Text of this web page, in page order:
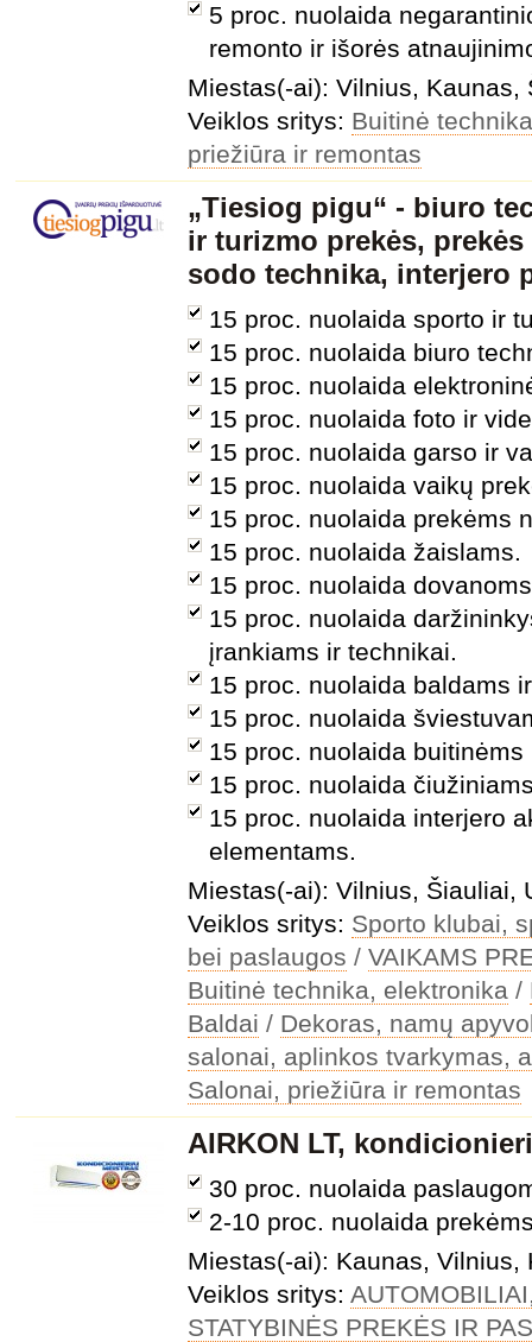
5 proc. nuolaida
remonto ir išorės
Miestas(-ai): Vilnius, Kaunas,
Veiklos sritys: Buitinė
priežiūra ir remontas
„Tiesiog pigu“ - biuro
ir turizmo prekės,
sodo technika, interjero
15 proc. nuolaida sporto ir
15 proc. nuolaida biuro
15 proc. nuolaida
15 proc. nuolaida foto ir
15 proc. nuolaida garso ir
15 proc. nuolaida vaikų
15 proc. nuolaida prekėms
15 proc. nuolaida žaislams.
15 proc. nuolaida
15 proc. nuolaida
įrankiams ir technikai.
15 proc. nuolaida baldams
15 proc. nuolaida
15 proc. nuolaida buitinėms
15 proc. nuolaida
15 proc. nuolaida interjero
elementams.
Miestas(-ai): Vilnius, Šiauliai,
Veiklos sritys: Sporto klubai,
bei paslaugos / VAIKAMS
Buitinė technika, elektronika /
Baldai / Dekoras, namų
salonai, aplinkos tvarkymas,
Salonai, priežiūra ir remontas
AIRKON LT,
30 proc. nuolaida
2-10 proc. nuolaida
Miestas(-ai): Kaunas, Vilnius,
Veiklos sritys:
STATYBINĖS PREKĖS IR